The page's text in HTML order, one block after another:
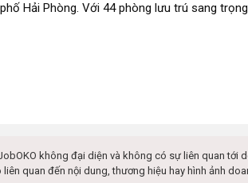
Hải Phòng. Với 44 phòng lưu trú sang
không đại diện và không có sự liên quan tới
quan đến nội dung, thương hiệu hay hình ảnh